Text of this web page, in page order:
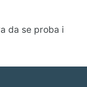
da se proba i